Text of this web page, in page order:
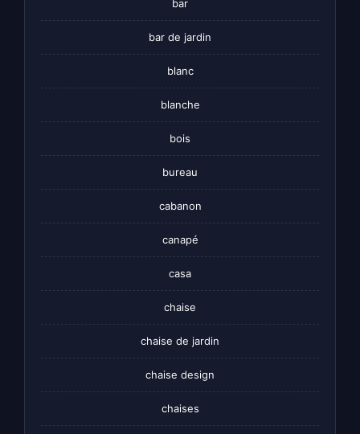
bar
bar de jardin
blanc
blanche
bois
bureau
cabanon
canapé
casa
chaise
chaise de jardin
chaise design
chaises